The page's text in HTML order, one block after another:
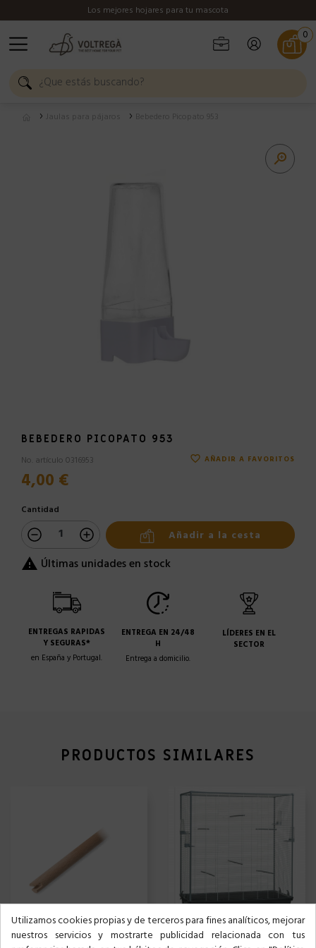
Los mejores hojares para tu mascota
0

BEBEDERO PICOPATO 953
No. artículo 0316953 favorite_border AÑADIR A FAVORITOS
4,00 €
Cantidad
Añadir a la cesta
 Últimas unidades en stock
ENTREGAS RAPIDAS
Y SEGURAS*
en España y Portugal.
ENTREGA EN 24/48
H
Entrega a domicilio.
LÍDERES EN EL
SECTOR
PRODUCTOS SIMILARES
SALTADOR PARA JAULA 653 JAULA 619 PÁJAROS
Utilizamos cookies propias y de terceros para fines analíticos, mejorar
nuestros servicios y mostrarte publicidad relacionada con tus